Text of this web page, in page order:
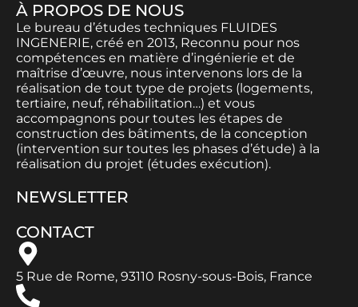
À PROPOS DE NOUS
Le bureau d’études techniques FLUIDES
INGENERIE, créé en 2013, Reconnu pour nos
compétences en matière d’ingénierie et de
maîtrise d’œuvre, nous intervenons lors de la
réalisation de tout type de projets (logements,
tertiaire, neuf, réhabilitation…) et vous
accompagnons pour toutes les étapes de
construction des bâtiments, de la conception
(intervention sur toutes les phases d’étude) à la
réalisation du projet (études exécution).
NEWSLETTER
CONTACT
5 Rue de Rome, 93110 Rosny-sous-Bois, France